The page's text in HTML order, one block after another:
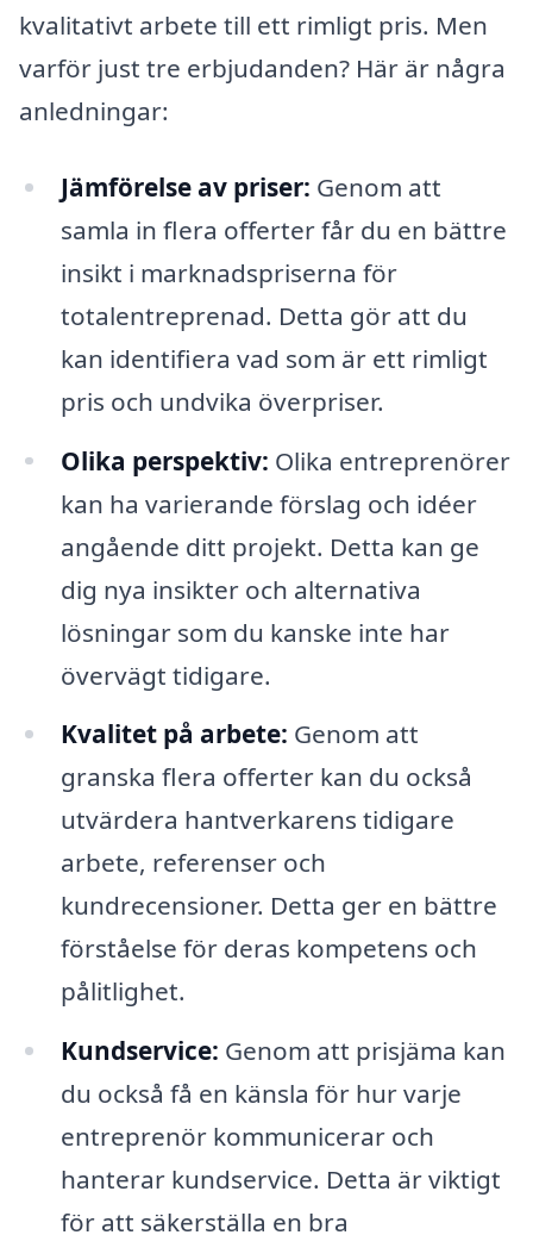
kvalitativt arbete till ett rimligt pris. Men
varför just tre erbjudanden? Här är några
anledningar:
Jämförelse av priser: Genom att
samla in flera offerter får du en bättre
insikt i marknadspriserna för
totalentreprenad. Detta gör att du
kan identifiera vad som är ett rimligt
pris och undvika överpriser.
Olika perspektiv: Olika entreprenörer
kan ha varierande förslag och idéer
angående ditt projekt. Detta kan ge
dig nya insikter och alternativa
lösningar som du kanske inte har
övervägt tidigare.
Kvalitet på arbete: Genom att
granska flera offerter kan du också
utvärdera hantverkarens tidigare
arbete, referenser och
kundrecensioner. Detta ger en bättre
förståelse för deras kompetens och
pålitlighet.
Kundservice: Genom att prisjäma kan
du också få en känsla för hur varje
entreprenör kommunicerar och
hanterar kundservice. Detta är viktigt
för att säkerställa en bra